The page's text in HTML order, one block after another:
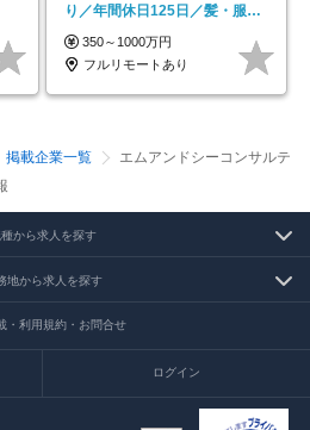
り／年間休日125日／髪・服・
ネイル自由／副業OK
350～1000万円
フルリモートあり
掲載企業一覧
エムアンドシーコンサルテ
から求人を探す
地から求人を探す
・利用規約・お問合せ
ログイン